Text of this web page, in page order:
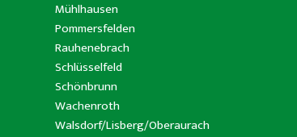
Mühlhausen
Pommersfelden
Rauhenebrach
Schlüsselfeld
Schönbrunn
Wachenroth
Walsdorf/Lisberg/Oberaurach